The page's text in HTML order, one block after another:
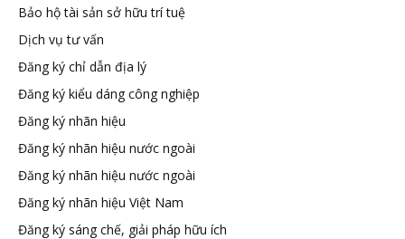
diện
hữu
Bảo hộ tài sản sở hữu trí tuệ
Dịch vụ tư vấn
Đăng ký chỉ dẫn địa lý
Đăng ký kiểu dáng công nghiệp
Đăng ký nhãn hiệu
Đăng ký nhãn hiệu nước ngoài
Đăng ký nhãn hiệu nước ngoài
Đăng ký nhãn hiệu Việt Nam
Đăng ký sáng chế, giải pháp hữu ích